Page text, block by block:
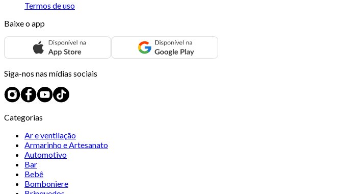
Termos de uso
Baixe o app
Siga-nos nas mídias sociais
Categorias
Ar e ventilação
Armarinho e Artesanato
Automotivo
Bar
Bebê
Bomboniere